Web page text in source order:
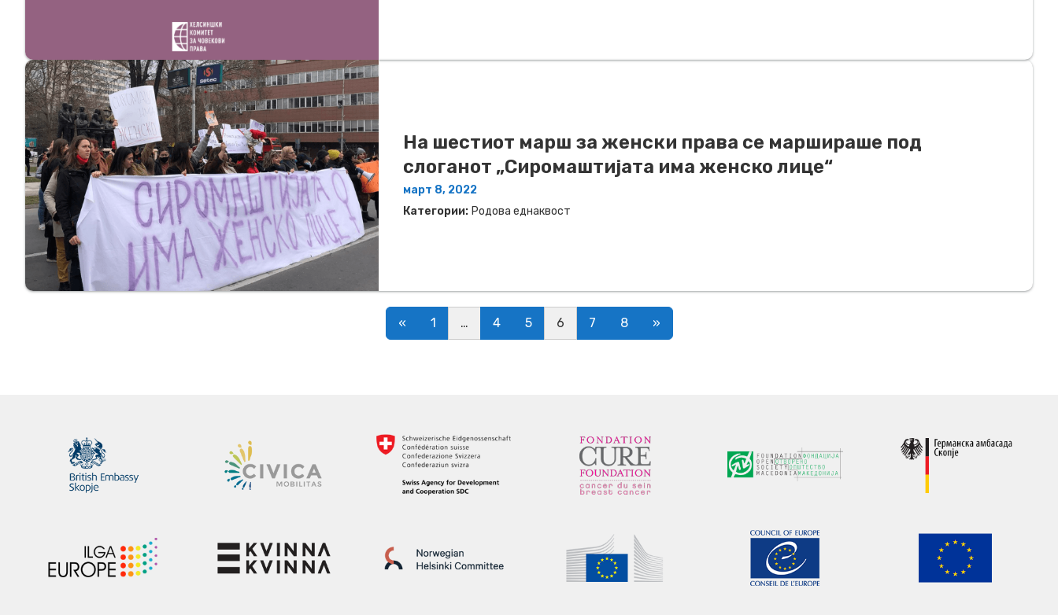
На шестиот марш за женски права се маршираше под
слоганот „Сиромаштијата има женско лице“
март 8, 2022
Категории: Родова еднаквост
Posts navigation
« 1 … 4 5 6 7 8 »